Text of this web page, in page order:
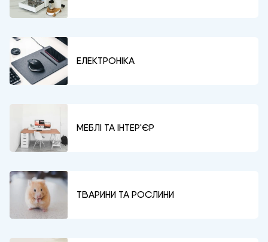
ЕЛЕКТРОНІКА
МЕБЛІ ТА ІНТЕР'ЄР
ТВАРИНИ ТА РОСЛИНИ